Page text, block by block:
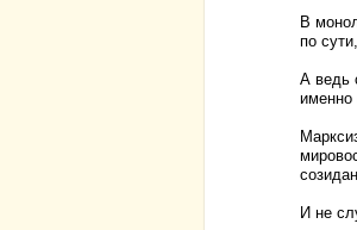
В
по
А ведь
именно
И не